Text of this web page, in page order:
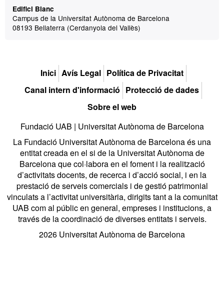
Edifici Blanc
Campus de la Universitat Autònoma de Barcelona
08193 Bellaterra (Cerdanyola del Vallès)
Inici Avís Legal Política de Privacitat
Canal intern d'informació Protecció de dades
Sobre el web
Fundació UAB | Universitat Autònoma de Barcelona
La Fundació Universitat Autònoma de Barcelona és una
entitat creada en el si de la Universitat Autònoma de
Barcelona que col·labora en el foment i la realització
d’activitats docents, de recerca i d’acció social, i en la
prestació de serveis comercials i de gestió patrimonial
vinculats a l’activitat universitària, dirigits tant a la comunitat
UAB com al públic en general, empreses i institucions, a
través de la coordinació de diverses entitats i serveis.
2026 Universitat Autònoma de Barcelona